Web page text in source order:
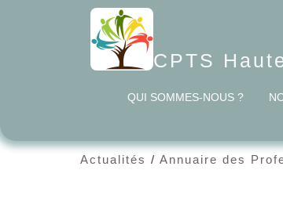
CPTS
QUI SOMMES-NOUS ?
Actualités / Annuaire des